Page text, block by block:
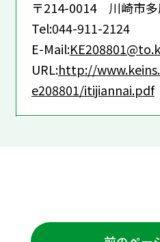
〒214-0014 川崎市多
Tel:044-911-2124
E-Mail:
URL:http://
e208801/itijiannai.pdf